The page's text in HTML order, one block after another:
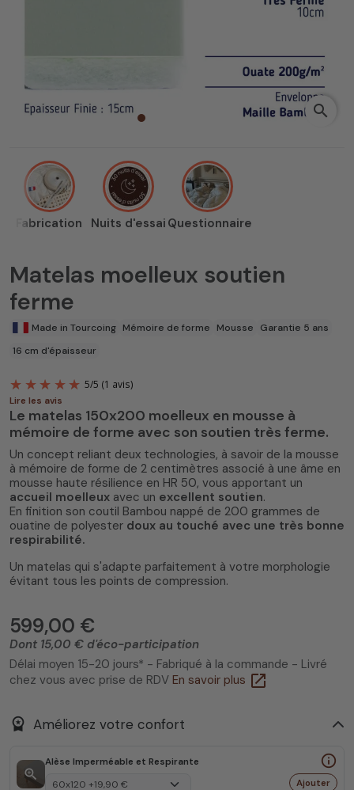
search
Fabrication Nuits d'essai Questionnaire
Matelas moelleux soutien
ferme
5/5 (1 avis)
Made in Tourcoing Mémoire de forme Mousse
Garantie 5 ans
16 cm d'épaisseur
Lire les avis
Le matelas 150x200 moelleux en mousse à
mémoire de forme avec son soutien très ferme.
Un concept reliant deux technologies, à savoir de la mousse
à mémoire de forme de 2 centimètres associé à une âme en
mousse haute résilience en HR 50, vous apportant un
accueil moelleux avec un excellent soutien.
En finition son coutil Bambou nappé de 200 grammes de
ouatine de polyester doux au touché avec une très bonne
respirabilité.
Un matelas qui s'adapte parfaitement à votre morphologie
évitant tous les points de compression.
599,00 €
Dont 15,00 € d'éco-participation
Délai moyen 15-20 jours* - Fabriqué à la commande - Livré
chez vous avec prise de RDV En savoir plus open_in_new
workspace_premium Améliorez votre confort
zoom_in
Alèse Imperméable et Respirante info_outline
Ajouter